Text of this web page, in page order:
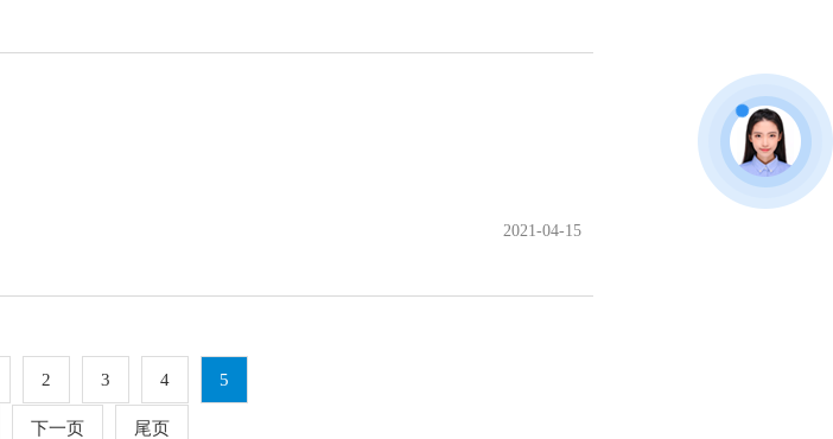
2021-04-15
2 3 4 5
下一页 尾页